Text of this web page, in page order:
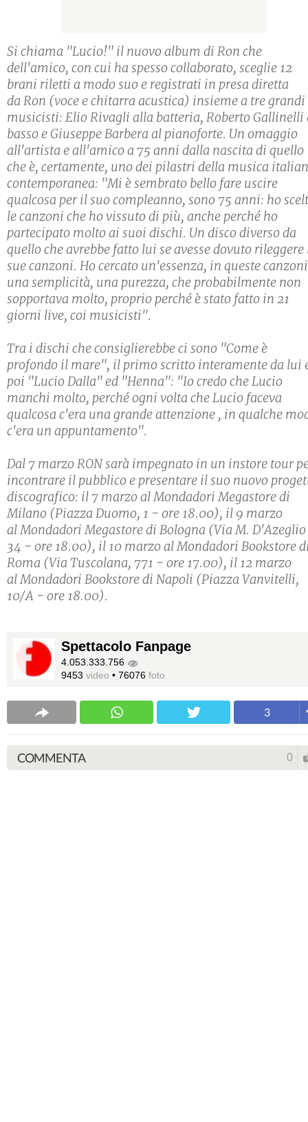
Si chiama "Lucio!" il nuovo album di Ron che
dell'amico, con cui ha spesso collaborato, sceglie 12
brani riletti a modo suo e registrati in presa diretta
da Ron (voce e chitarra acustica) insieme a tre grandi
musicisti: Elio Rivagli alla batteria, Roberto Gallinelli
basso e Giuseppe Barbera al pianoforte. Un omaggio
all'artista e all'amico a 75 anni dalla nascita di quello
che è, certamente, uno dei pilastri della musica
contemporanea: "Mi è sembrato bello fare uscire
qualcosa per il suo compleanno, sono 75 anni: ho
le canzoni che ho vissuto di più, anche perché ho
partecipato molto ai suoi dischi. Un disco diverso da
quello che avrebbe fatto lui se avesse dovuto rileggere
sue canzoni. Ho cercato un'essenza, in queste
una semplicità, una purezza, che probabilmente non
sopportava molto, proprio perché è stato fatto in 21
giorni live, coi musicisti".
Tra i dischi che consiglierebbe ci sono "Come è
profondo il mare", il primo scritto interamente da lui
poi "Lucio Dalla" ed "Henna": "Io credo che Lucio
manchi molto, perché ogni volta che Lucio faceva
qualcosa c'era una grande attenzione , in qualche
c'era un appuntamento".
Dal 7 marzo RON sarà impegnato in un instore tour
incontrare il pubblico e presentare il suo nuovo
discografico: il 7 marzo al Mondadori Megastore di
Milano (Piazza Duomo, 1 - ore 18.00), il 9 marzo
al Mondadori Megastore di Bologna (Via M. D'Azeglio
34 - ore 18.00), il 10 marzo al Mondadori Bookstore
Roma (Via Tuscolana, 771 - ore 17.00), il 12 marzo
al Mondadori Bookstore di Napoli (Piazza Vanvitelli,
10/A - ore 18.00).
Spettacolo Fanpage
4.053.333.756
9453 video • 76076 foto
3
COMMENTA 0